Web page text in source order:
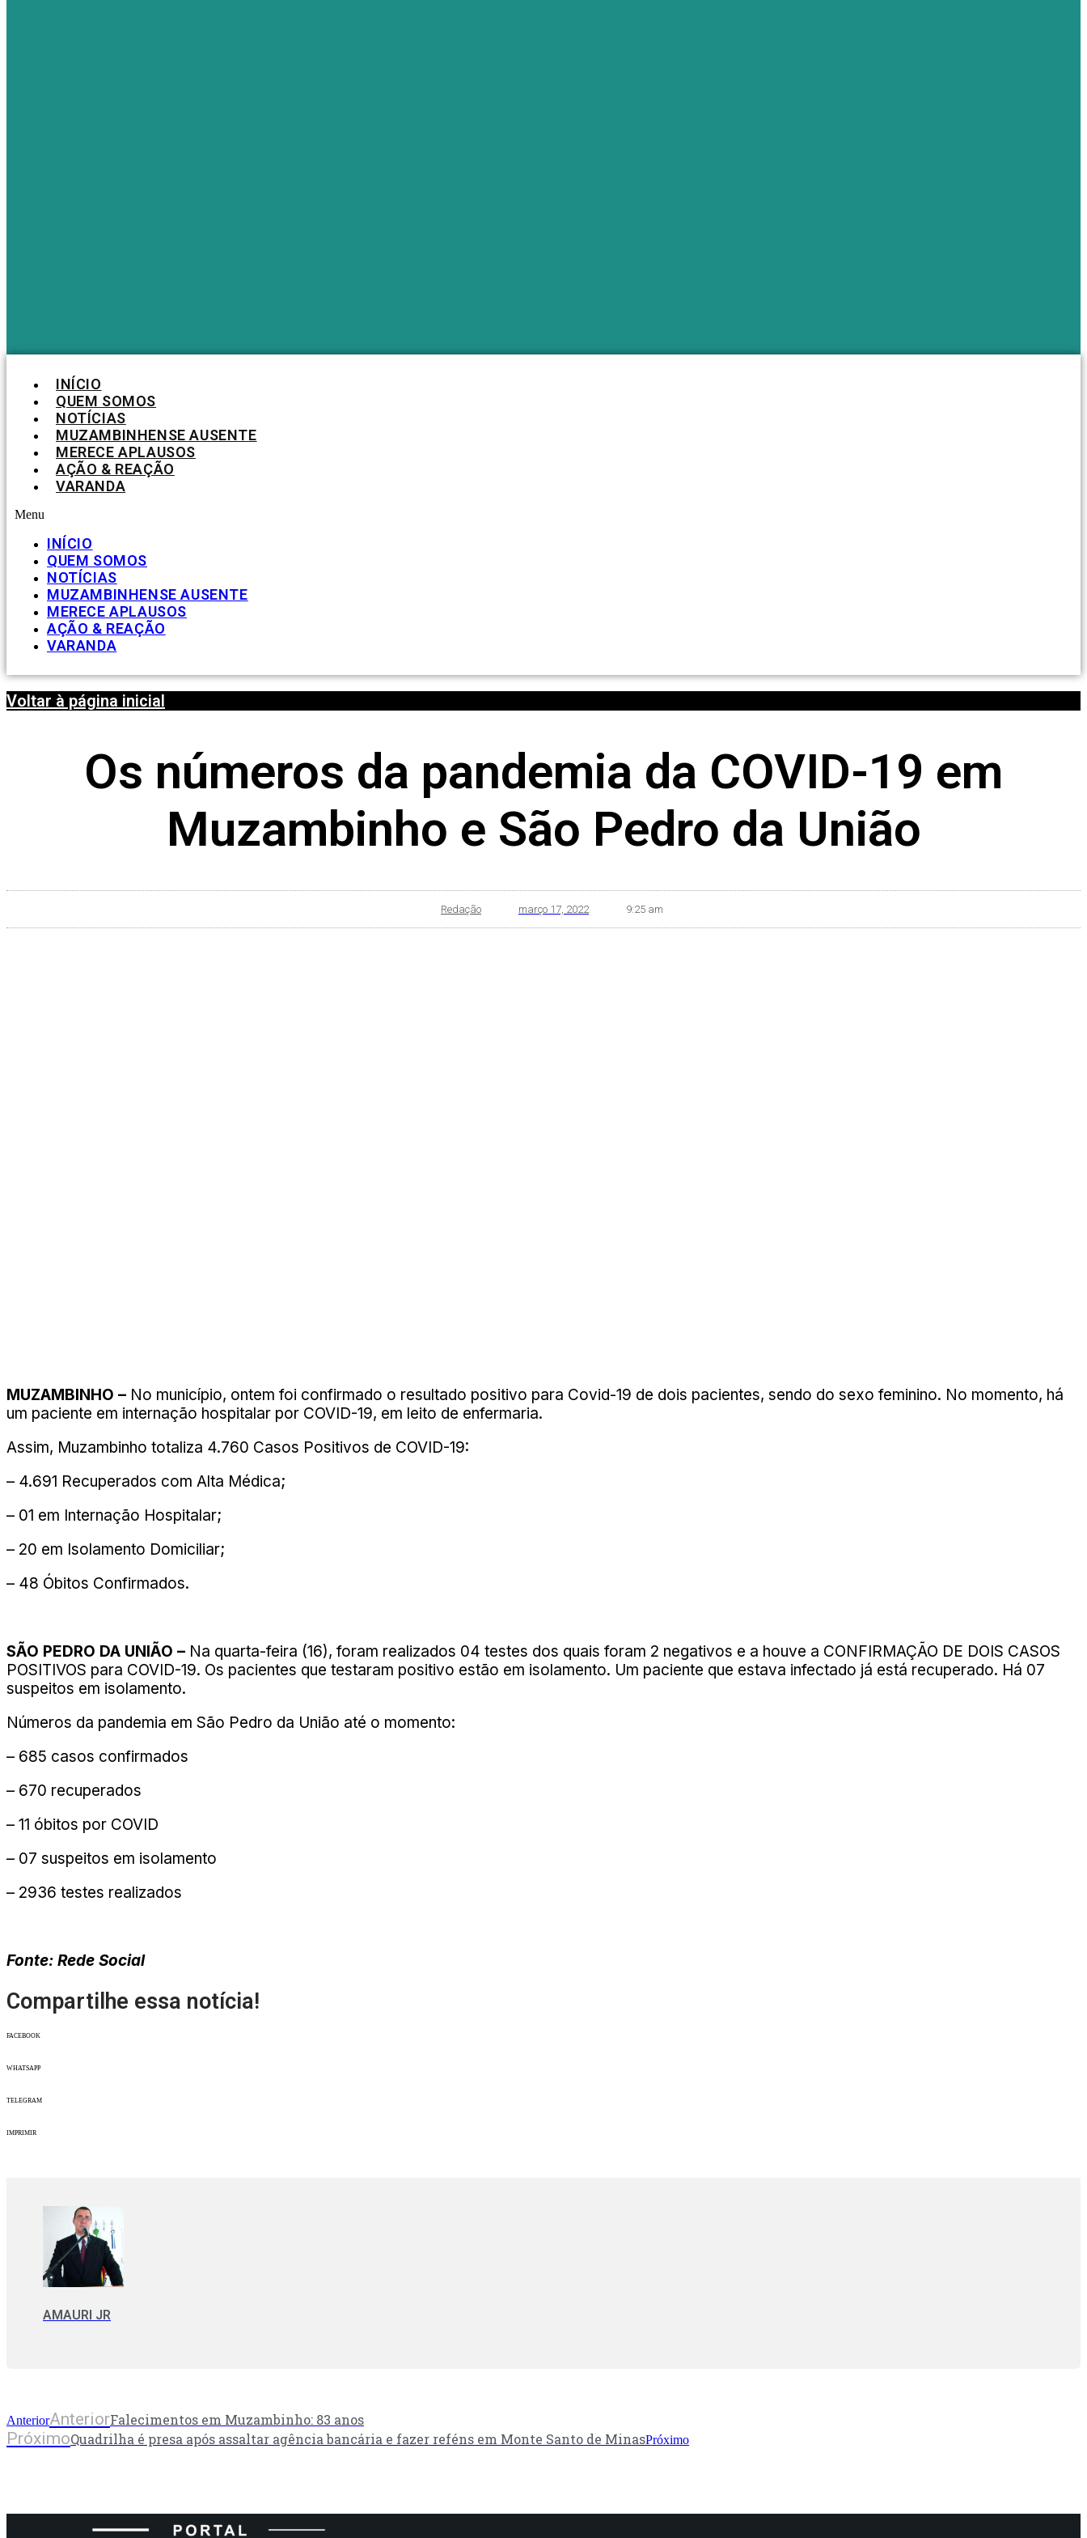
INÍCIO
QUEM SOMOS
NOTÍCIAS
MUZAMBINHENSE AUSENTE
MERECE APLAUSOS
AÇÃO & REAÇÃO
VARANDA
Menu
INÍCIO
QUEM SOMOS
NOTÍCIAS
MUZAMBINHENSE AUSENTE
MERECE APLAUSOS
AÇÃO & REAÇÃO
VARANDA
Voltar à página inicial
Os números da pandemia da COVID-19 em
Muzambinho e São Pedro da União
Redação março 17, 2022 9:25 am
MUZAMBINHO – No município, ontem foi confirmado o resultado positivo para Covid-19 de dois pacientes, sendo do sexo feminino. No momento, há
um paciente em internação hospitalar por COVID-19, em leito de enfermaria.
Assim, Muzambinho totaliza 4.760 Casos Positivos de COVID-19:
– 4.691 Recuperados com Alta Médica;
– 01 em Internação Hospitalar;
– 20 em Isolamento Domiciliar;
– 48 Óbitos Confirmados.
SÃO PEDRO DA UNIÃO – Na quarta-feira (16), foram realizados 04 testes dos quais foram 2 negativos e a houve a CONFIRMAÇÃO DE DOIS CASOS
POSITIVOS para COVID-19. Os pacientes que testaram positivo estão em isolamento. Um paciente que estava infectado já está recuperado. Há 07
suspeitos em isolamento.
Números da pandemia em São Pedro da União até o momento:
– 685 casos confirmados
– 670 recuperados
– 11 óbitos por COVID
– 07 suspeitos em isolamento
– 2936 testes realizados
Fonte: Rede Social
Compartilhe essa notícia!
FACEBOOK
WHATSAPP
TELEGRAM
IMPRIMIR
AMAURI JR
AnteriorAnteriorFalecimentos em Muzambinho: 83 anos
PróximoQuadrilha é presa após assaltar agência bancária e fazer reféns em Monte Santo de MinasPróximo